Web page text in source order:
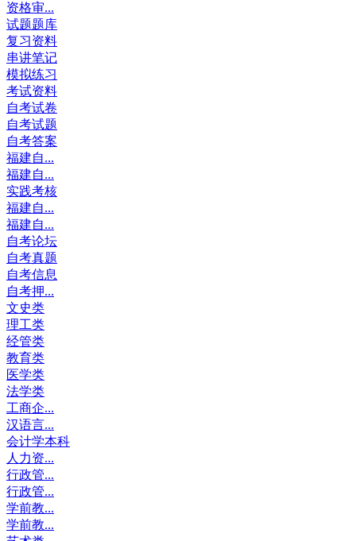
资格审...
试题题库
复习资料
串讲笔记
模拟练习
考试资料
自考试卷
自考试题
自考答案
福建自...
福建自...
实践考核
福建自...
福建自...
自考论坛
自考真题
自考信息
自考押...
文史类
理工类
经管类
教育类
医学类
法学类
工商企...
汉语言...
会计学本科
人力资...
行政管...
行政管...
学前教...
学前教...